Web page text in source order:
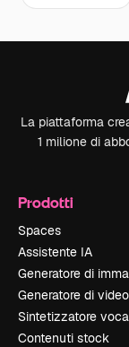
La piattaforma
1 milione di
Prodotti
Spaces
Assistente IA
Generatore di
Generatore di
Sintetizzatore
Contenuti stock